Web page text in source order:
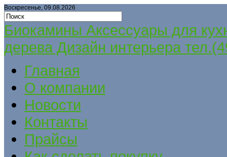
Воскресенье, 09.08.2026
Биокамины Аксессуары для
дерева Дизайн интерьера
Главная
О компании
Новости
Контакты
Прайсы